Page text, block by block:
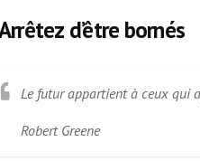
d’être bornés
Le futur appartient à ceux qui
Robert Greene